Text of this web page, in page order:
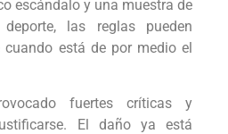
escándalo y una muestra de
las reglas pueden
cuando está de por medio el
fuertes críticas y
El daño ya está